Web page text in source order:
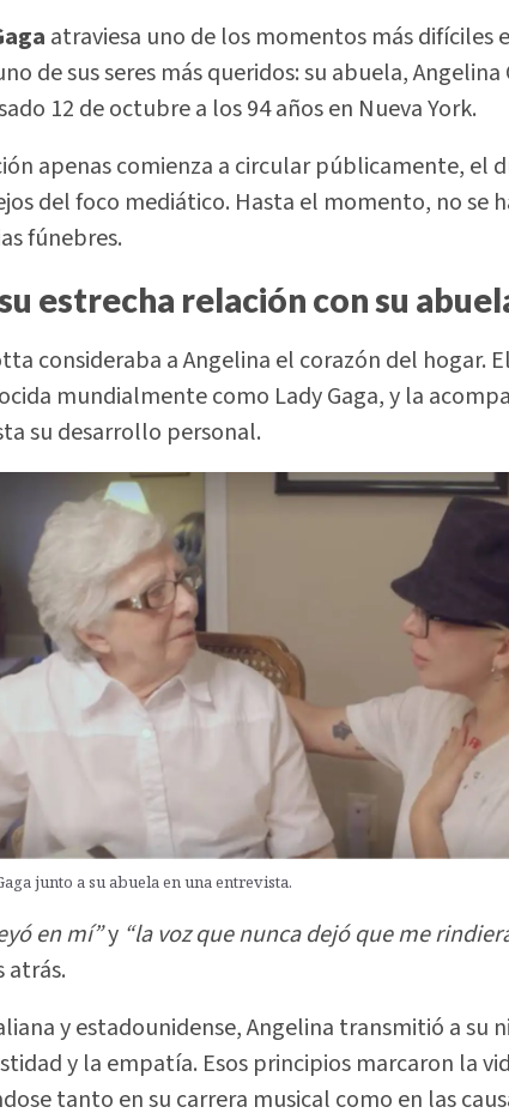
atraviesa uno de los momentos más difíciles
de sus seres más queridos: su abuela,
12 de octubre a los 94 años en Nueva York.
apenas comienza a circular públicamente, el
del foco mediático. Hasta el momento, no se
fúnebres.
estrecha relación con su
consideraba a Angelina el corazón del hogar.
mundialmente como Lady Gaga, y la
su desarrollo personal.
junto a su abuela en una entrevista.
en mí”y “la voz que nunca dejó que me
atrás.
y estadounidense, Angelina transmitió a su
y la empatía. Esos principios marcaron la
tanto en su carrera musical como en las